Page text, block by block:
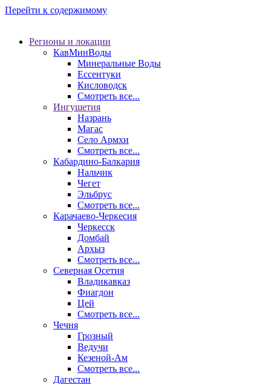
Перейти к содержимому
Регионы и локации
КавМинВоды
Минеральные Воды
Ессентуки
Кисловодск
Смотреть все...
Ингушетия
Назрань
Магас
Село Армхи
Смотреть все...
Кабардино-Балкария
Нальчик
Чегет
Эльбрус
Смотреть все...
Карачаево-Черкесия
Черкесск
Домбай
Архыз
Смотреть все...
Северная Осетия
Владикавказ
Фиагдон
Цей
Смотреть все...
Чечня
Грозный
Ведучи
Кезеной-Ам
Смотреть все...
Дагестан